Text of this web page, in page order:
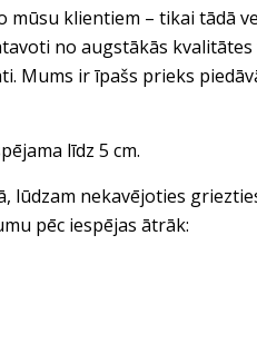
mūsu klientiem – tikai tādā
no augstākās
Mums ir īpašs prieks
līdz 5 cm.
lūdzam nekavējoties
pēc iespējas ātrāk: